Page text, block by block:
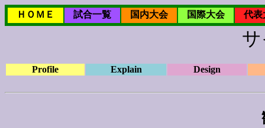
ＨＯＭＥ 試合一覧 国内大会 国際大会 代表
Profile Explain Design